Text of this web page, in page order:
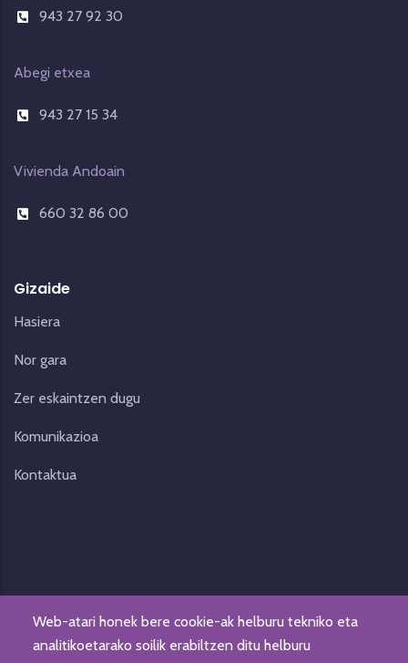
943 27 92 30
Abegi etxea
943 27 15 34
Vivienda Andoain
660 32 86 00
Gizaide
Hasiera
Nor gara
Zer eskaintzen dugu
Komunikazioa
Kontaktua
Web-atari honek bere cookie-ak helburu tekniko eta
analitikoetarako soilik erabiltzen ditu helburu